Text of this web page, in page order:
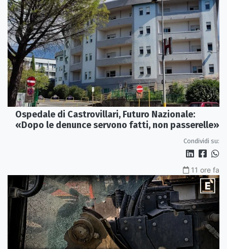
Ospedale di Castrovillari, Futuro Nazionale:
«Dopo le denunce servono fatti, non passerelle»
Condividi su:
11 ore fa